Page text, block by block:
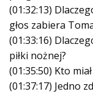
(01:32:13)
głos zabiera
(01:33:16)
piłki nożnej?
(01:35:50) Kto
(01:37:17) Jedno